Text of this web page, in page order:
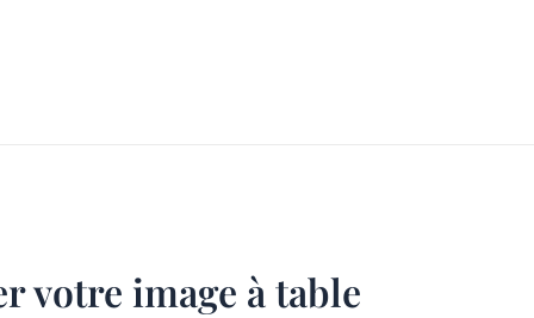
votre image à table